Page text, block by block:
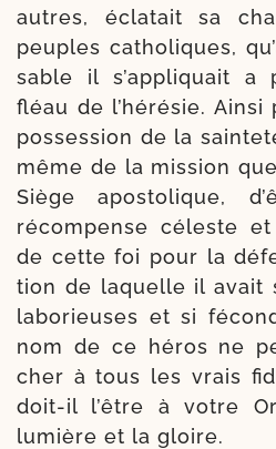
autres, écla­tait sa
peuples catho­liques,
sable il s’appliquait a
fléau de l’hérésie.
pos­ses­sion de la
même de la mis­sion
Siège apos­to­lique,
récom­pense céleste
de cette foi pour la
tion de laquelle il avait
labo­rieuses et si
nom de ce héros ne
cher à tous les vrais
doit-​il l’être à votre
lumière et la gloire.